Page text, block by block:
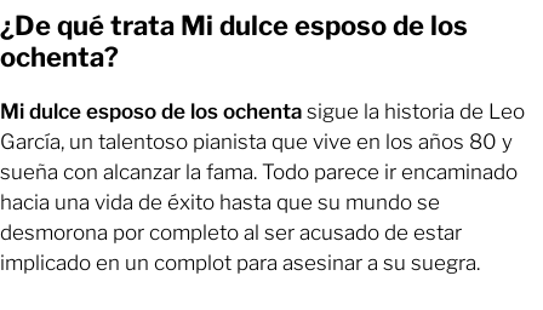
¿De qué trata Mi dulce esposo de los
ochenta?
Mi dulce esposo de los ochenta sigue la historia de Leo
García, un talentoso pianista que vive en los años 80 y
sueña con alcanzar la fama. Todo parece ir encaminado
hacia una vida de éxito hasta que su mundo se
desmorona por completo al ser acusado de estar
implicado en un complot para asesinar a su suegra.